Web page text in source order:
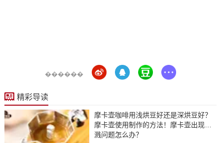
������
精彩导读
摩卡壶咖啡用浅烘豆好还是深烘豆好？
摩卡壶使用制作的方法！摩卡壶出现喷
溅问题怎么办？